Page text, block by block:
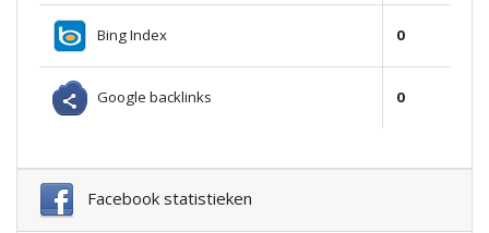
Bing Index 0
Google backlinks 0
Facebook statistieken